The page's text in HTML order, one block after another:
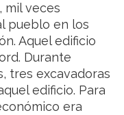
mil veces
pueblo en los
Aquel edificio
Durante
tres excavadoras
edificio. Para
era